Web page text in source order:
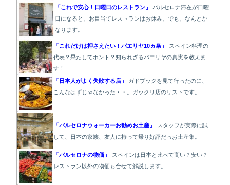
「これで安心！日曜日のレストラン」
バルセロナ滞在が日曜
日になると、お目当てレストランはお休み。でも、なんとか
なります。
「これだけは押さえたい！パエリヤ10ヵ条」
スペイン料理の
代表？果たしてホント？知られざるパエリヤの真実を教えま
す！
「日本人がよく失敗する店」 ガドブックを見て行ったのに、
こんなはずじゃなかった・・。ガックリ店のリストです。
「バルセロナウォーカーお勧めお土産」
スタッフが実際に試
して、日本の家族、友人に持って帰り好評だっお土産集。
「バルセロナの物価」
スペインは日本と比べて高い？安い？
レストラン以外の物価も合せて解説します。